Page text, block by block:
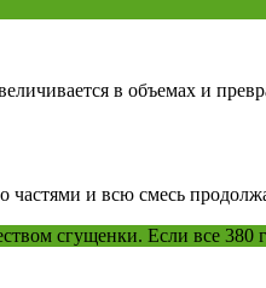
в объемах и
частями и всю смесь
сгущенки. Если все 380